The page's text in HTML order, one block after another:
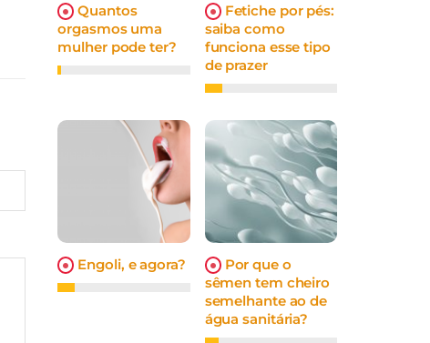
Quantos
orgasmos uma
mulher pode ter?
Fetiche por pés:
saiba como
funciona esse tipo
de prazer
Engoli, e agora?
Por que o
sêmen tem cheiro
semelhante ao de
água sanitária?